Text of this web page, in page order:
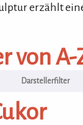
erzählt
Z von A-